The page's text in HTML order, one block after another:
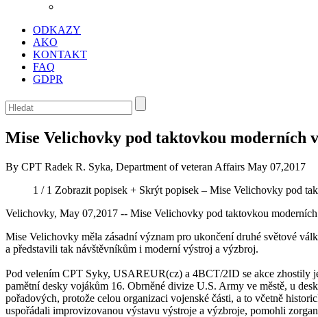
ODKAZY
AKO
KONTAKT
FAQ
GDPR
Mise Velichovky pod taktovkou moderních
By CPT Radek R. Syka, Department of veteran Affairs May 07,2017
1 / 1 Zobrazit popisek + Skrýt popisek – Mise Velichovky pod
Velichovky, May 07,2017 -- Mise Velichovky pod taktovkou
Mise Velichovky měla zásadní význam pro ukončení druhé světové
a představili tak návštěvníkům i moderní výstroj a výzbroj.
Pod velením CPT Syky, USAREUR(cz) a 4BCT/2ID se akce zhostily
pamětní desky vojákům 16. Obrněné divize U.S. Army ve městě, u
pořadových, protože celou organizaci vojenské části, a to včetně
uspořádali improvizovanou výstavu výstroje a výzbroje, pomohli